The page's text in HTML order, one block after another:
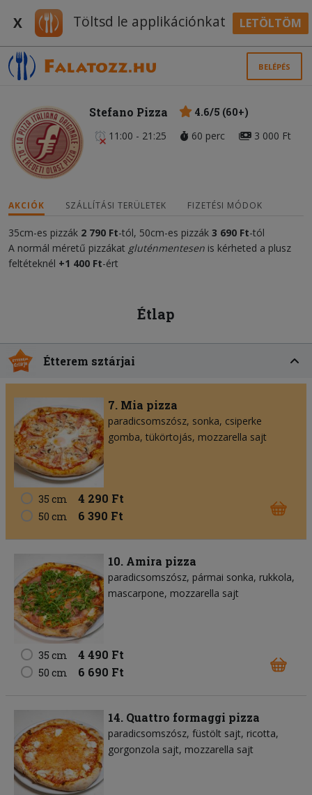
X Töltsd le applikációnkat LETÖLTÖM
BELÉPÉS
Stefano Pizza
4.6/5 (60+)
11:00 - 21:25
60 perc 3 000 Ft
AKCIÓK SZÁLLÍTÁSI TERÜLETEK FIZETÉSI MÓDOK
35cm-es pizzák 2 790 Ft-tól, 50cm-es pizzák 3 690 Ft-tól
A normál méretű pizzákat gluténmentesen is kérheted a plusz
feltéteknél +1 400 Ft-ért
Étlap
Étterem sztárjai
7. Mia pizza
paradicsomszósz sonka csiperke
gomba tükörtojás mozzarella sajt
35 cm 4 290 Ft
50 cm 6 390 Ft
10. Amira pizza
paradicsomszósz pármai sonka rukkola
mascarpone mozzarella sajt
35 cm 4 490 Ft
50 cm 6 690 Ft
14. Quattro formaggi pizza
paradicsomszósz füstölt sajt ricotta
gorgonzola sajt mozzarella sajt